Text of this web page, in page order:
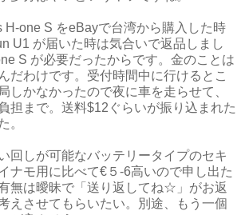
H-one S をeBayで台湾から購入した時
U1 が届いた時は気合いで返品しまし
S が必要だったからです。金のことは
だわけです。受付時間中に行けるとこ
しかなかったので夜に車を走らせて、
担まで。送料$12ぐらいが振り込まれた
。
回しが可能なバッテリータイプのセキ
ナモ用に比べて€５-6高いので申し出た
無は曖昧で「送り返してね☆」がお返
えさせてもらいたい。別途、もう一個